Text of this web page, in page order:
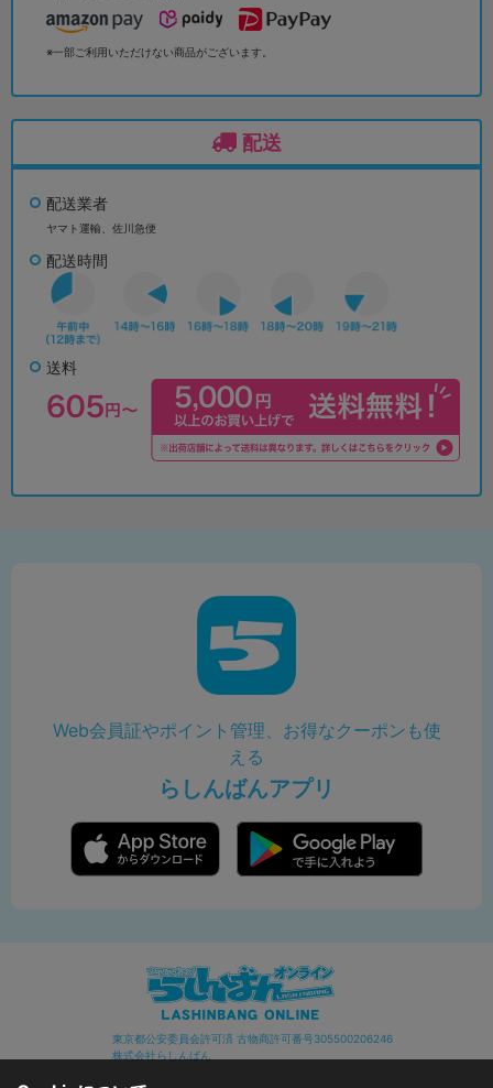
※一部ご利用いただけない商品がございます。
配送
配送業者
ヤマト運輸、佐川急便
配送時間
送料
Web会員証やポイント管理、お得なクーポンも使
える
らしんばんアプリ
東京都公安委員会許可済 古物商許可番号305500206246
株式会社らしんばん